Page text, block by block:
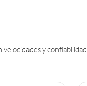
y confiabilidad